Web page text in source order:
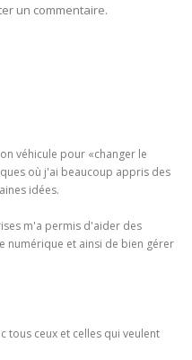
un commentaire.
véhicule pour «changer le
où j'ai beaucoup appris des
idées.
m'a permis d'aider des
numérique et ainsi de bien gérer
tous ceux et celles qui veulent